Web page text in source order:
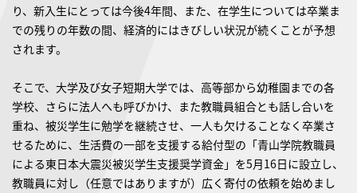
り、新入生にとっては今後4年間、また、在学生については卒業ま
での残りの年数の間、経済的にはきびしい状況が続くことが予想
されます。
そこで、大学及び女子短期大学では、高等部から幼稚園までの各
学校、さらに法人へも呼びかけ、また教職員組合とも話し合いを
重ね、被災学生に勉学を継続させ、一人も欠けることなく卒業さ
せるために、生活費の一部を支援する給付型の「青山学院教職員
による東日本大震災被災学生支援奨学資金」を5月16日に設立し、
教職員に対し（任意ではありますが）広く寄付の依頼を始めまし